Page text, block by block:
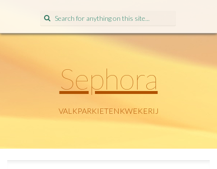
Search
for:
Sephora
VALKPARKIETENKWEKERIJ